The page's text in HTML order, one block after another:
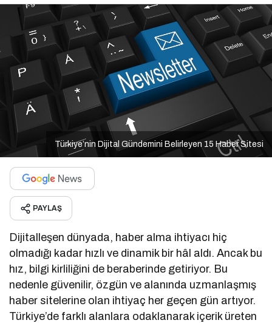
Türkiye’nin Dijital Gündemini Belirleyen 15 Haber Sitesi
PAYLAŞ
Dijitalleşen dünyada, haber alma ihtiyacı hiç
olmadığı kadar hızlı ve dinamik bir hâl aldı. Ancak bu
hız, bilgi kirliliğini de beraberinde getiriyor. Bu
nedenle güvenilir, özgün ve alanında uzmanlaşmış
haber sitelerine olan ihtiyaç her geçen gün artıyor.
Türkiye’de farklı alanlara odaklanarak içerik üreten